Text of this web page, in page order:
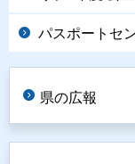
パスポートセ
県の広報